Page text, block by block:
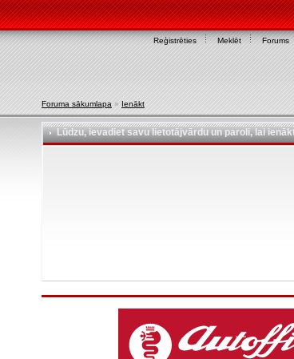
Reģistrēties Meklēt Forums
Foruma sākumlapa » Ienākt
Lūdzu, ievadiet savu lietotājvārdu un paroli, lai